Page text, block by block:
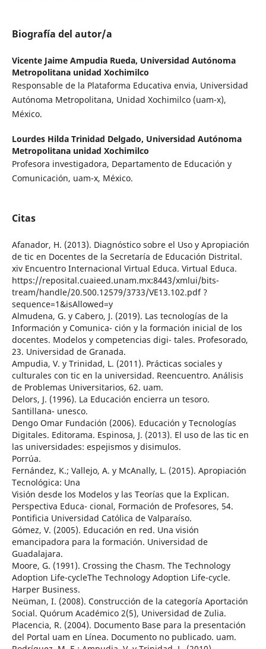
Biografía del autor/a
Vicente Jaime Ampudia Rueda, Universidad Autónoma
Metropolitana unidad Xochimilco
Responsable de la Plataforma Educativa envia, Universidad
Autónoma Metropolitana, Unidad Xochimilco (uam-x),
México.
Lourdes Hilda Trinidad Delgado, Universidad Autónoma
Metropolitana unidad Xochimilco
Profesora investigadora, Departamento de Educación y
Comunicación, uam-x, México.
Citas
Afanador, H. (2013). Diagnóstico sobre el Uso y Apropiación
de tic en Docentes de la Secretaría de Educación Distrital.
xiv Encuentro Internacional Virtual Educa. Virtual Educa.
https://reposital.cuaieed.unam.mx:8443/xmlui/bits-
tream/handle/20.500.12579/3733/VE13.102.pdf ?
sequence=1&isAllowed=y
Almudena, G. y Cabero, J. (2019). Las tecnologías de la
Información y Comunica- ción y la formación inicial de los
docentes. Modelos y competencias digi- tales. Profesorado,
23. Universidad de Granada.
Ampudia, V. y Trinidad, L. (2011). Prácticas sociales y
culturales con tic en la universidad. Reencuentro. Análisis
de Problemas Universitarios, 62. uam.
Delors, J. (1996). La Educación encierra un tesoro.
Santillana- unesco.
Dengo Omar Fundación (2006). Educación y Tecnologías
Digitales. Editorama. Espinosa, J. (2013). El uso de las tic en
las universidades: espejismos y disimulos.
Porrúa.
Fernández, K.; Vallejo, A. y McAnally, L. (2015). Apropiación
Tecnológica: Una
Visión desde los Modelos y las Teorías que la Explican.
Perspectiva Educa- cional, Formación de Profesores, 54.
Pontificia Universidad Católica de Valparaíso.
Gómez, V. (2005). Educación en red. Una visión
emancipadora para la formación. Universidad de
Guadalajara.
Moore, G. (1991). Crossing the Chasm. The Technology
Adoption Life-cycleThe Technology Adoption Life-cycle.
Harper Business.
Neüman, I. (2008). Construcción de la categoría Aportación
Social. Quórum Académico 2(5), Universidad de Zulia.
Placencia, R. (2004). Documento Base para la presentación
del Portal uam en Línea. Documento no publicado. uam.